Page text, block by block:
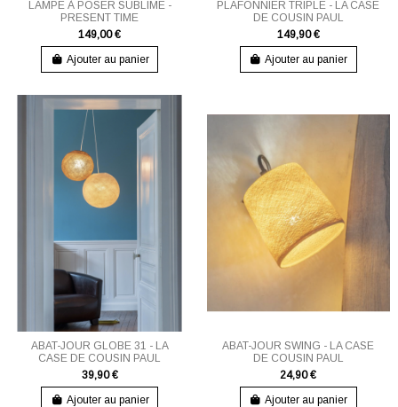
LAMPE À POSER SUBLIME -
PRESENT TIME
149,00 €
Ajouter au panier
PLAFONNIER TRIPLE - LA CASE
DE COUSIN PAUL
149,90 €
Ajouter au panier
ABAT-JOUR GLOBE 31 - LA
CASE DE COUSIN PAUL
39,90 €
Ajouter au panier
ABAT-JOUR SWING - LA CASE
DE COUSIN PAUL
24,90 €
Ajouter au panier